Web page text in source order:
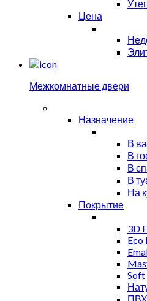
Цена
Межкомнатные двери
Назначение
В
В
В
В
На
Покрытие
3D
Eco
Soft